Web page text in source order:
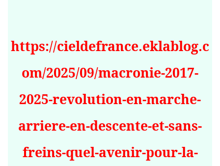
https://cieldefrance.eklablog.c
om/2025/09/macronie-2017-
2025-revolution-en-marche-
arriere-en-descente-et-sans-
freins-quel-avenir-pour-la-